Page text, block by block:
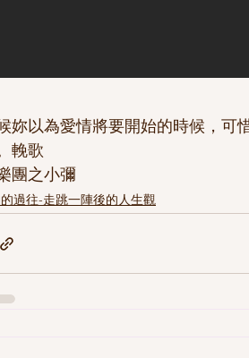
妳以為愛情將要開始的時候，可
輓歌
團之小彌
過往-走跳一陣後的人生觀